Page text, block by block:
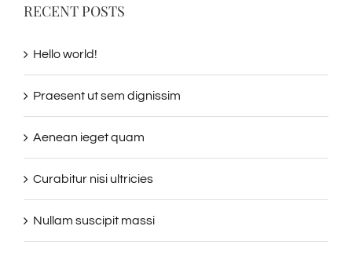
RECENT POSTS
Hello world!
Praesent ut sem dignissim
Aenean ieget quam
Curabitur nisi ultricies
Nullam suscipit massi